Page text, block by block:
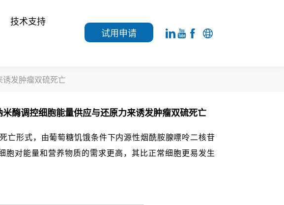
技术支持
试用申请
发肿瘤双硫死亡
酶调控细胞能量供应与还原力来诱发肿瘤双硫死亡